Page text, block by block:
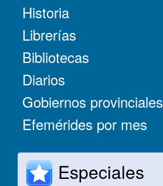
Historia
Librerías
Bibliotecas
Diarios
Gobiernos provinciales
Efemérides por mes
Especiales